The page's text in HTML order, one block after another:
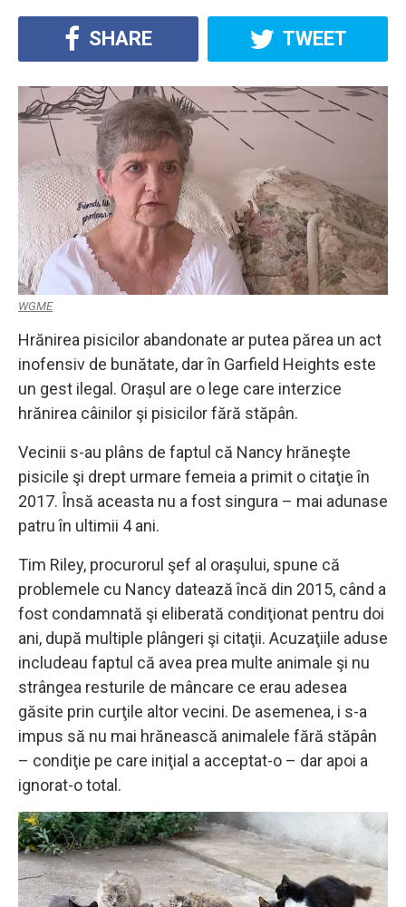
SHARE TWEET
WGME
Hrănirea pisicilor abandonate ar putea părea un act
inofensiv de bunătate, dar în Garfield Heights este
un gest ilegal. Oraşul are o lege care interzice
hrănirea câinilor şi pisicilor fără stăpân.
Vecinii s-au plâns de faptul că Nancy hrăneşte
pisicile şi drept urmare femeia a primit o citaţie în
2017. Însă aceasta nu a fost singura – mai adunase
patru în ultimii 4 ani.
Tim Riley, procurorul şef al oraşului, spune că
problemele cu Nancy datează încă din 2015, când a
fost condamnată şi eliberată condiţionat pentru doi
ani, după multiple plângeri şi citaţii. Acuzaţiile aduse
includeau faptul că avea prea multe animale şi nu
strângea resturile de mâncare ce erau adesea
găsite prin curţile altor vecini. De asemenea, i s-a
impus să nu mai hrănească animalele fără stăpân
– condiţie pe care iniţial a acceptat-o – dar apoi a
ignorat-o total.